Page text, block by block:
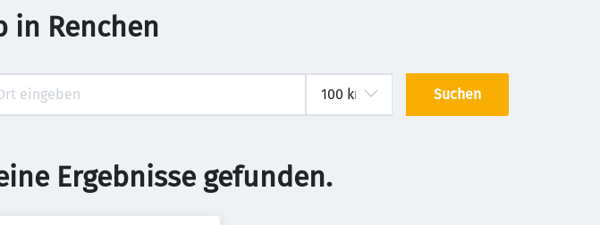
in Renchen
Suchen
Ergebnisse gefunden.